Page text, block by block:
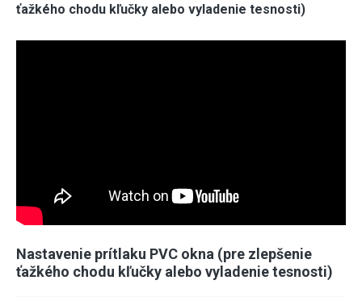
ťažkého chodu kľučky alebo vyladenie tesnosti)
Nastavenie prítlaku PVC okna (pre zlepšenie
ťažkého chodu kľučky alebo vyladenie tesnosti)